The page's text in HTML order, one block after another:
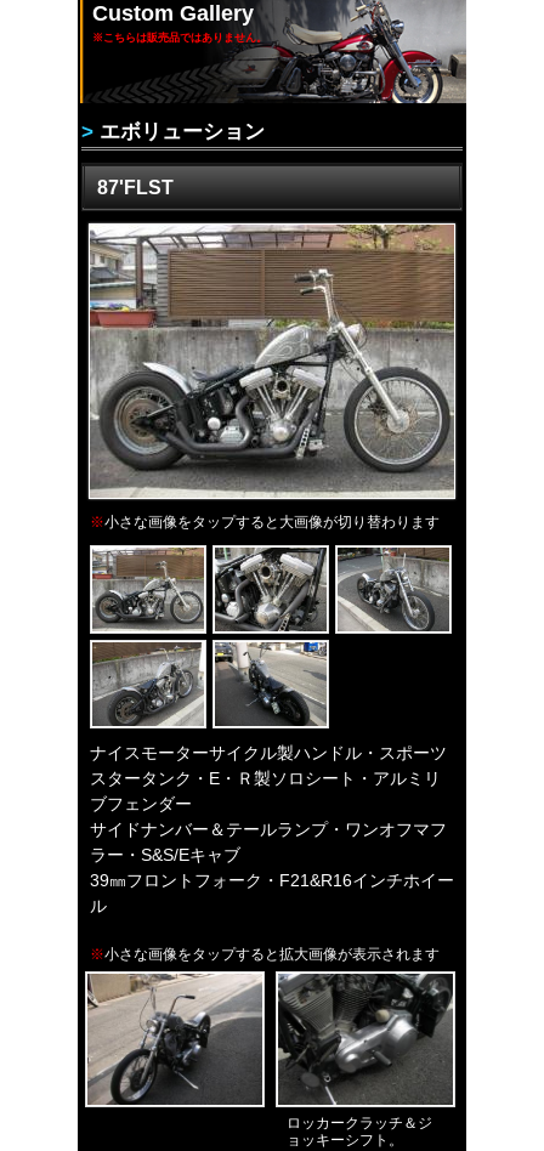
Custom Gallery
※こちらは販売品ではありません。
> エボリューション
87'FLST
※小さな画像をタップすると大画像が切り替わります
ナイスモーターサイクル製ハンドル・スポーツ
スタータンク・E・Ｒ製ソロシート・アルミリ
ブフェンダー
サイドナンバー＆テールランプ・ワンオフマフ
ラー・S&S/Eキャブ
39㎜フロントフォーク・F21&R16インチホイー
ル
※小さな画像をタップすると拡大画像が表示されます
ロッカークラッチ＆ジ
ョッキーシフト。